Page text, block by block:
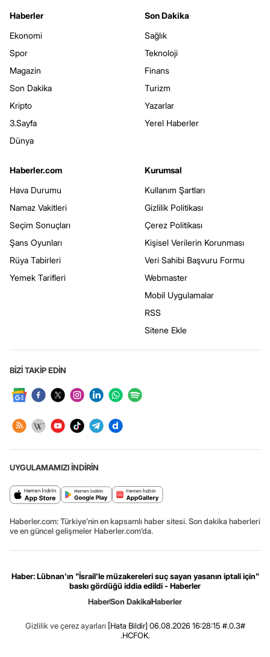
Haberler
Ekonomi
Spor
Magazin
Son Dakika
Kripto
3.Sayfa
Dünya
Son Dakika
Sağlık
Teknoloji
Finans
Turizm
Yazarlar
Yerel Haberler
Haberler.com
Hava Durumu
Namaz Vakitleri
Seçim Sonuçları
Şans Oyunları
Rüya Tabirleri
Yemek Tarifleri
Kurumsal
Kullanım Şartları
Gizlilik Politikası
Çerez Politikası
Kişisel Verilerin Korunması
Veri Sahibi Başvuru Formu
Webmaster
Mobil Uygulamalar
RSS
Sitene Ekle
BİZİ TAKİP EDİN
UYGULAMAMIZI İNDİRİN
Haberler.com: Türkiye’nin en kapsamlı haber sitesi. Son dakika haberleri
ve en güncel gelişmeler Haberler.com’da.
Haber: Lübnan'ın "İsrail'le müzakereleri suç sayan yasanın iptali için"
baskı gördüğü iddia edildi - Haberler
HaberSon DakikaHaberler
Gizlilik ve çerez ayarları [Hata Bildir] 06.08.2026 16:28:15 #.0.3#
.HCFOK.